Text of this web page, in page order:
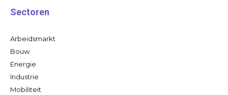
Sectoren
Arbeidsmarkt
Bouw
Energie
Industrie
Mobiliteit